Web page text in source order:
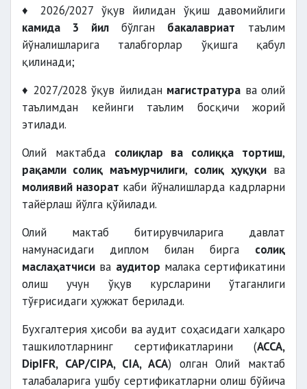
♦ 2026/2027 ўқув йилидан ўқиш давомийлиги
камида 3 йил бўлган бакалавриат таълим
йўналишларига талабгорлар ўқишга қабул
қилинади;
♦ 2027/2028 ўқув йилидан магистратура ва олий
таълимдан кейинги таълим босқичи жорий
этилади.
Олий мактабда солиқлар ва солиққа тортиш,
рақамли солиқ маъмурчилиги, солиқ ҳуқуқива
молиявий назорат каби йўналишларда кадрларни
тайёрлаш йўлга қўйилади.
Олий мактаб битирувчиларига давлат
намунасидаги диплом билан бирга солиқ
маслаҳатчиси ва аудитор малака сертификатини
олиш учун ўқув курсларини ўтаганлиги
тўғрисидаги ҳужжат берилади.
Бухгалтерия ҳисоби ва аудит соҳасидаги халқаро
ташкилотларнинг сертификатларини (ACCA,
DipIFR, CAP/CIPA, CIA, AСА) олган Олий мактаб
талабаларига ушбу сертификатларни олиш бўйича